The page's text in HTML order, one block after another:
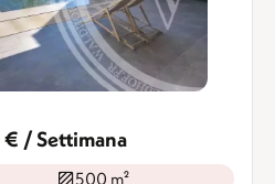
/ Settimana
500 m²